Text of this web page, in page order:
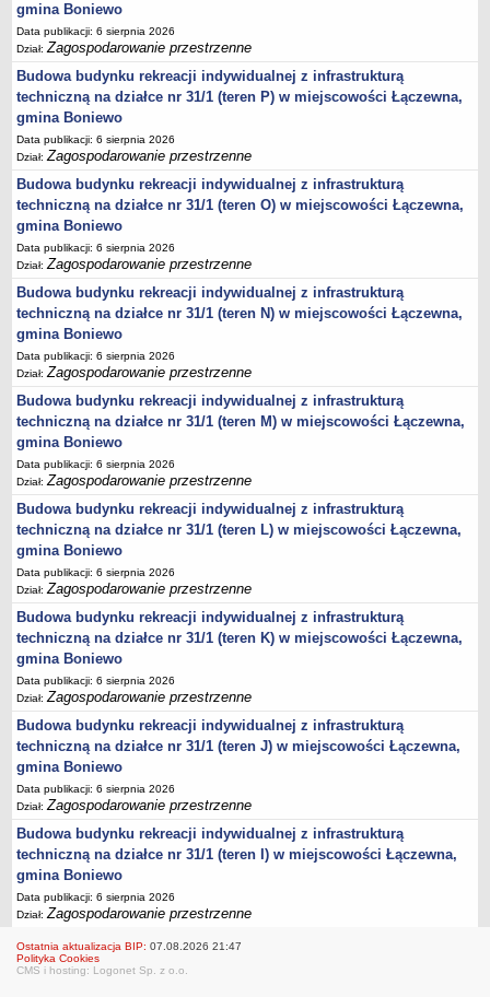
Lista aktywności społecznych
Lista lokalnych liderów
Podmioty uprawnione do świadczenia usług integracji społecznej
Podmioty realizujące usługi integracji społecznej w 2009
Wykaz usług społecznych
Plan utrwalania rezultatów
FUNDUSZ WSPARCIA
MIENIE KOMUNALNE
2006
2007
2008
2010
2009
POMOC PUBLICZNA
PUBLICZNIE DOSTĘPNY WYKAZ DANYCH ZAWIERAJĄCYCH INFORMACJE O
ŚRODOWISKU I JEGO OCHRONIE
Pliki do pobrania
Udostepnianie informacji o środowisku
Informacja o wykazie
harmonogram odbioru odpadów
GMINNY KOMITET OCHRONY PAMIĘCI WALK I MĘCZEŃSTWA
Plany pracy
Sprawozdania
PROGRAMY
Startegia Rozwoju Gminy Boniewo 2025-2034
Program Ochrony Środowiska dla Gminy Boniewo na lata 2024-2028
z perspektywą do 2032 roku
Program Gospodarki Odpadami
Plan odnowy sołectwa Boniewo
Gminna komisja Profilaktyki i Rozwiązywania Problemów
alkoholowych
Strategia Rozwiązywania Problemów Społecznych
Strategia Rozwoju Turystycznego Gminy Boniewo
Program współpracy z organizacjami pozarządowymi
Program profilaktyki i rozwiązywania problemów alkoholowych
PROGRAM USUWANIA AZBESTU I WYROBÓW
ZAWIERAJĄCYCH AZBEST DLA GMINY BONIEWO NA LATA
gmina Boniewo
Data publikacji: 6 sierpnia 2026
Dział:Zagospodarowanie przestrzenne
Budowa budynku rekreacji indywidualnej z infrastrukturą
techniczną na działce nr 31/1 (teren P) w miejscowości Łączewna,
gmina Boniewo
Data publikacji: 6 sierpnia 2026
Dział:Zagospodarowanie przestrzenne
Budowa budynku rekreacji indywidualnej z infrastrukturą
techniczną na działce nr 31/1 (teren O) w miejscowości Łączewna,
gmina Boniewo
Data publikacji: 6 sierpnia 2026
Dział:Zagospodarowanie przestrzenne
Budowa budynku rekreacji indywidualnej z infrastrukturą
techniczną na działce nr 31/1 (teren N) w miejscowości Łączewna,
gmina Boniewo
Data publikacji: 6 sierpnia 2026
Dział:Zagospodarowanie przestrzenne
Budowa budynku rekreacji indywidualnej z infrastrukturą
techniczną na działce nr 31/1 (teren M) w miejscowości Łączewna,
gmina Boniewo
Data publikacji: 6 sierpnia 2026
Dział:Zagospodarowanie przestrzenne
Budowa budynku rekreacji indywidualnej z infrastrukturą
techniczną na działce nr 31/1 (teren L) w miejscowości Łączewna,
gmina Boniewo
Data publikacji: 6 sierpnia 2026
Dział:Zagospodarowanie przestrzenne
Budowa budynku rekreacji indywidualnej z infrastrukturą
techniczną na działce nr 31/1 (teren K) w miejscowości Łączewna,
gmina Boniewo
Data publikacji: 6 sierpnia 2026
Dział:Zagospodarowanie przestrzenne
Budowa budynku rekreacji indywidualnej z infrastrukturą
techniczną na działce nr 31/1 (teren J) w miejscowości Łączewna,
gmina Boniewo
Data publikacji: 6 sierpnia 2026
Dział:Zagospodarowanie przestrzenne
Budowa budynku rekreacji indywidualnej z infrastrukturą
techniczną na działce nr 31/1 (teren I) w miejscowości Łączewna,
gmina Boniewo
Data publikacji: 6 sierpnia 2026
Dział:Zagospodarowanie przestrzenne
Ostatnia aktualizacja BIP: 07.08.2026 21:47
Polityka Cookies
CMS i hosting: Logonet Sp. z o.o.